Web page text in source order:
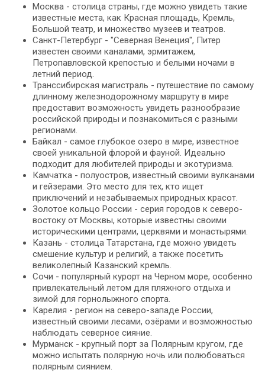
Москва - столица страны, где можно увидеть такие
известные места, как Красная площадь, Кремль,
Большой театр, и множество музеев и театров.
Санкт-Петербург - "Северная Венеция", Питер
известен своими каналами, эрмитажем,
Петропавловской крепостью и белыми ночами в
летний период.
Транссибирская магистраль - путешествие по самому
длинному железнодорожному маршруту в мире
предоставит возможность увидеть разнообразие
российской природы и познакомиться с разными
регионами.
Байкал - самое глубокое озеро в мире, известное
своей уникальной флорой и фауной. Идеально
подходит для любителей природы и экотуризма.
Камчатка - полуостров, известный своими вулканами
и гейзерами. Это место для тех, кто ищет
приключений и незабываемых природных красот.
Золотое кольцо России - серия городов к северо-
востоку от Москвы, которые известны своими
историческими центрами, церквями и монастырями.
Казань - столица Татарстана, где можно увидеть
смешение культур и религий, а также посетить
великолепный Казанский кремль.
Сочи - популярный курорт на Черном море, особенно
привлекательный летом для пляжного отдыха и
зимой для горнолыжного спорта.
Карелия - регион на северо-западе России,
известный своими лесами, озёрами и возможностью
наблюдать северное сияние.
Мурманск - крупный порт за Полярным кругом, где
можно испытать полярную ночь или полюбоваться
полярным сиянием.